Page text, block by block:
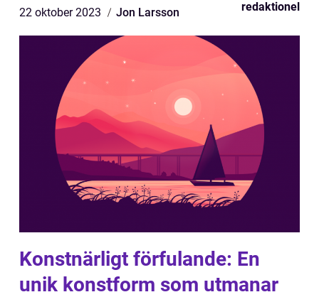
22 oktober 2023 Jon Larsson redaktionel
Konstnärligt förfulande: En
unik konstform som utmanar